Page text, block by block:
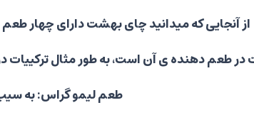
از آنجایی که میدانید چای بهشت دارای چهار
در طعم دهنده ی آن است، به طور مثال
طعم لیمو گراس: به